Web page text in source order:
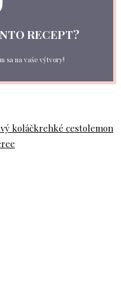
RECEPT?
sa na vaše výtvory!
koláčkrehké cestolemon